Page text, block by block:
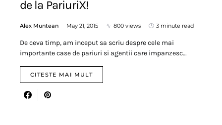
de la PariuriX!
Alex Muntean May 21, 2015 800 views 3 minute read
De ceva timp, am inceput sa scriu despre cele mai
importante case de pariuri si agentii care impanzesc…
CITESTE MAI MULT